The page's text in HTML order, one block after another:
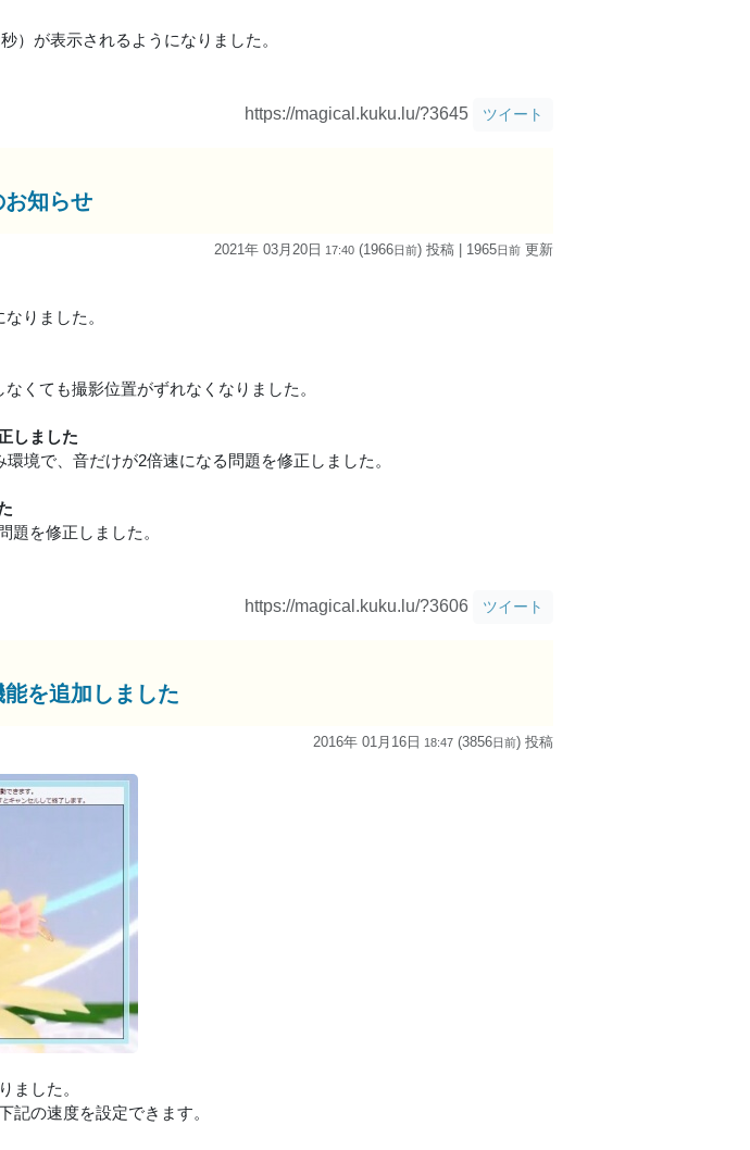
）が表示されるようになりました。
https://magical.kuku.lu/?3645 ツイート
お知らせ
2021年 03月20日 17:40 (1966日前) 投稿 | 1965日前 更新
りました。
くても撮影位置がずれなくなりました。
しました
境で、音だけが2倍速になる問題を修正しました。
題を修正しました。
https://magical.kuku.lu/?3606 ツイート
を追加しました
2016年 01月16日 18:47 (3856日前) 投稿
ました。
記の速度を設定できます。